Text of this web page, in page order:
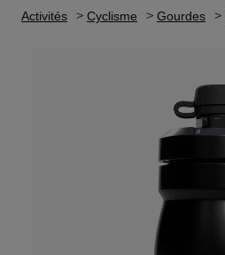
Activités Cyclisme Gourdes